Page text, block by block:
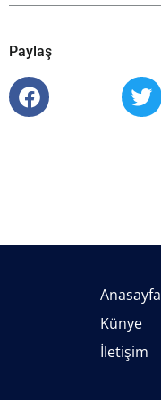
Paylaş
Anasayfa
Künye
İletişim